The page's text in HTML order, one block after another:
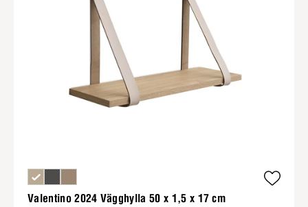
Valentino 2024 Vägghylla 50 x 1,5 x 17 cm